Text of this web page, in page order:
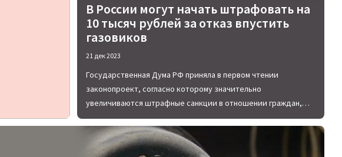
В России могут начать штрафовать на
10 тысяч рублей за отказ впустить
газовиков
21 дек 2023
Государственная Дума РФ приняла в первом чтении
законопроект, согласно которому значительно
увеличиваются штрафные санкции в отношении граждан,
препятствующих доступ специалистов из газовой службы в
квартиру или частный дом.